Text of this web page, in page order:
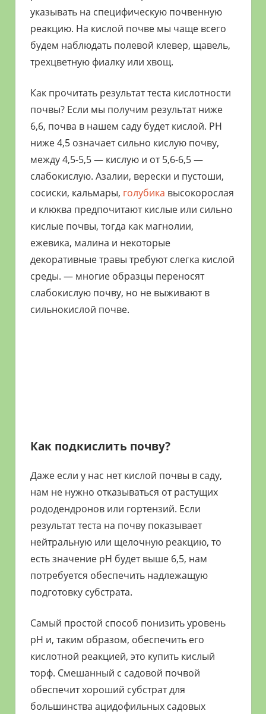
указывать на специфическую почвенную
реакцию. На кислой почве мы чаще всего
будем наблюдать полевой клевер, щавель,
трехцветную фиалку или хвощ.
Как прочитать результат теста кислотности
почвы? Если мы получим результат ниже
6,6, почва в нашем саду будет кислой. PH
ниже 4,5 означает сильно кислую почву,
между 4,5-5,5 — кислую и от 5,6-6,5 —
слабокислую. Азалии, верески и пустоши,
сосиски, кальмары, голубика высокорослая
и клюква предпочитают кислые или сильно
кислые почвы, тогда как магнолии,
ежевика, малина и некоторые
декоративные травы требуют слегка кислой
среды. — многие образцы переносят
слабокислую почву, но не выживают в
сильнокислой почве.
Как подкислить почву?
Даже если у нас нет кислой почвы в саду,
нам не нужно отказываться от растущих
рододендронов или гортензий. Если
результат теста на почву показывает
нейтральную или щелочную реакцию, то
есть значение pH будет выше 6,5, нам
потребуется обеспечить надлежащую
подготовку субстрата.
Самый простой способ понизить уровень
pH и, таким образом, обеспечить его
кислотной реакцией, это купить кислый
торф. Смешанный с садовой почвой
обеспечит хороший субстрат для
большинства ацидофильных садовых